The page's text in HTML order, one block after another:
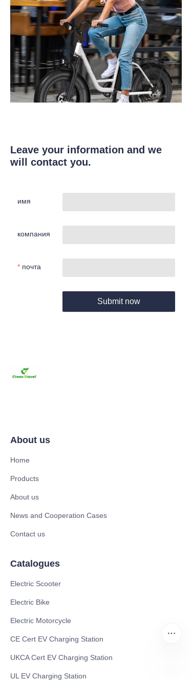
Leave your information and we
will contact you.
имя
компания
почта
Submit now
About us
Home
Products
About us
News and Cooperation Cases
Contact us
Catalogues
Electric Scooter
Electric Bike
Electric Motorcycle
CE Cert EV Charging Station
UKCA Cert EV Charging Station
UL EV Charging Station